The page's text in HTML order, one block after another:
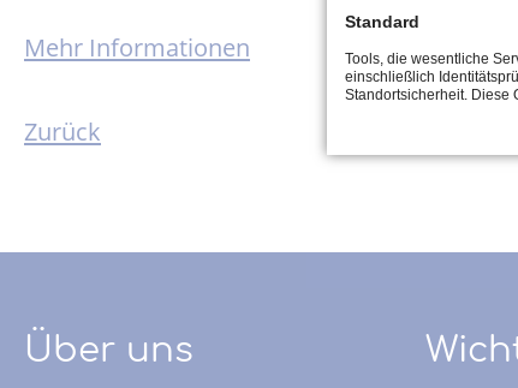
Mehr Informationen
Zurück
Über uns
Standard
Tools, die wesentliche
einschließlich
Standortsicherheit. Diese